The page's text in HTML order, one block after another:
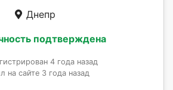
Днепр
подтверждена
4 года назад
на сайте 3 года назад